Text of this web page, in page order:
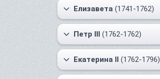
Елизавета (1741-1762)
Петр III (1762-1762)
Екатерина II (1762-1796)